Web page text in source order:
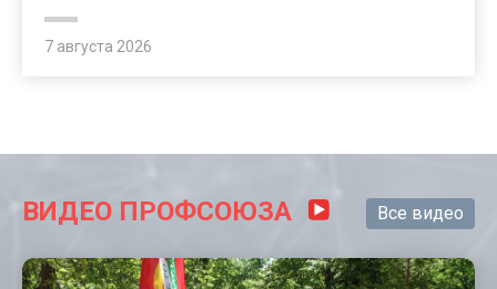
7 августа 2026
ВИДЕО ПРОФСОЮЗА Все видео